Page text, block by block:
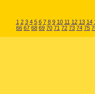
1 2 3 4 5 6 7 8 9 10 11 12 13 14
66 67 68 69 70 71 72 73 74 75